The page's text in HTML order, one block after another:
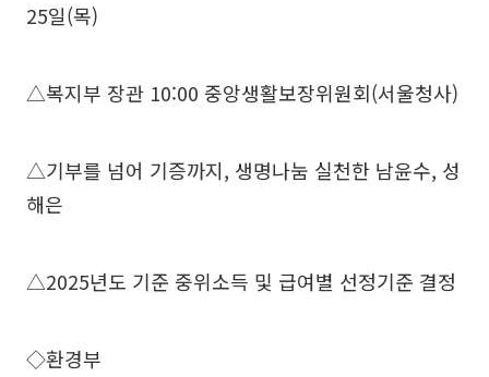
25일(목)
△복지부 장관 10:00 중앙생활보장위원회(서울청사)
△기부를 넘어 기증까지, 생명나눔 실천한 남윤수, 성
해은
△2025년도 기준 중위소득 및 급여별 선정기준 결정
◇환경부